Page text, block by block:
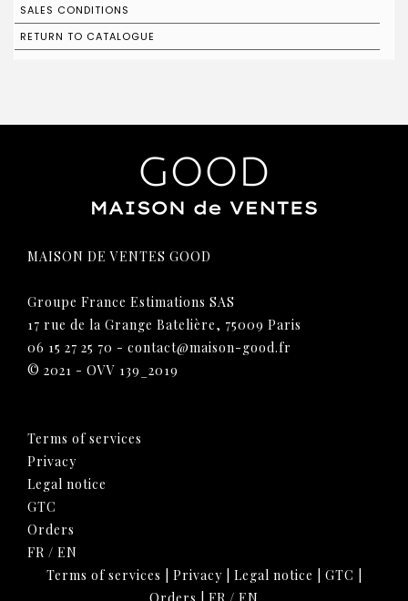
SALES CONDITIONS
RETURN TO CATALOGUE
MAISON DE VENTES GOOD
Groupe France Estimations SAS
17 rue de la Grange Batelière, 75009 Paris
06 15 27 25 70 - contact@maison-good.fr
© 2021 - OVV 139_2019
Terms of services
Privacy
Legal notice
GTC
Orders
FR / EN
Terms of services
Privacy| Legal notice GTC